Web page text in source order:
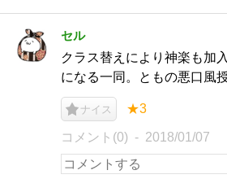
セル
クラス替えにより神楽も加
になる一同。ともの悪口風
ナイス ★3
コメント(0) 2018/01/07